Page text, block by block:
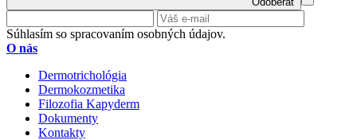
Súhlasím so spracovaním osobných údajov.
O nás
Dermotrichológia
Dermokozmetika
Filozofia Kapyderm
Dokumenty
Kontakty